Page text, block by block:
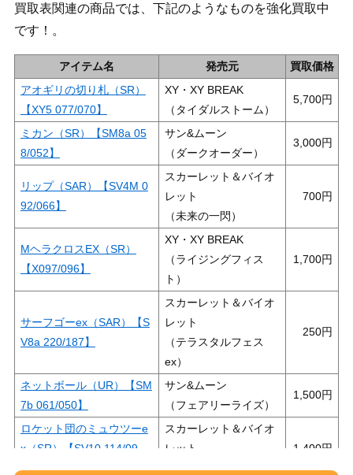
買取表関連の商品では、下記のようなものを強化買取中
です！。
アイテム名 発売元
買取価格
アオギリの切り札（SR）
【XY5 077/070】
XY・XY BREAK
（タイダルストーム）
5,700
ミカン（SR）【SM8a 05
8/052】
サン&ムーン
（ダークオーダー）
3,000
リップ（SAR）【SV4M 0
92/066】
スカーレット＆バイオ
レット
（未来の一閃）
700
MヘラクロスEX（SR）
【X097/096】
XY・XY BREAK
（ライジングフィス
ト）
1,700
サーフゴーex（SAR）【S
V8a 220/187】
スカーレット＆バイオ
レット
（テラスタルフェス
ex）
250
ネットボール（UR）【SM
7b 061/050】
サン&ムーン
（フェアリーライズ）
1,500
ロケット団のミュウツーe
x（SR）【SV10 114/09
8】
スカーレット＆バイオ
レット
（ロケット団の栄光）
1,400